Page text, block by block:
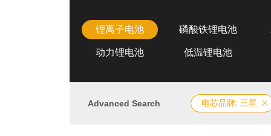
锂离子电池 磷酸铁锂电池
动力锂电池 低温锂电池
Advanced Search 电芯品牌: 三星